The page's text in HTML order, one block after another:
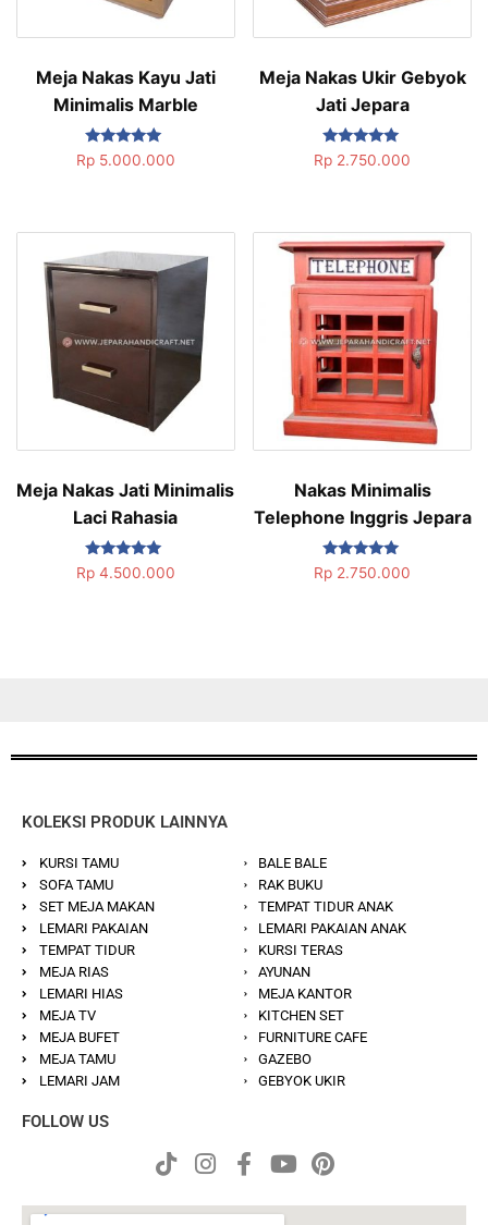
Meja Nakas Kayu Jati
Minimalis Marble
Dinilai
5.00
Rp5.000.000
Meja Nakas Ukir Gebyok
Jati Jepara
Dinilai
5.00
Rp 2.750.000
Meja Nakas Jati Minimalis
Laci Rahasia
Dinilai
5.00
Rp4.500.000
Nakas Minimalis
Telephone Inggris Jepara
Dinilai
5.00
Rp 2.750.000
KOLEKSI PRODUK LAINNYA
KURSI TAMU
SOFA TAMU
SET MEJA MAKAN
LEMARI PAKAIAN
TEMPAT TIDUR
MEJA RIAS
LEMARI HIAS
MEJA TV
MEJA BUFET
MEJA TAMU
LEMARI JAM
BALE BALE
RAK BUKU
TEMPAT TIDUR ANAK
LEMARI PAKAIAN ANAK
KURSI TERAS
AYUNAN
MEJA KANTOR
KITCHEN SET
FURNITURE CAFE
GAZEBO
GEBYOK UKIR
FOLLOW US